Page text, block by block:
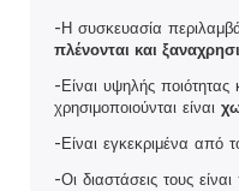
-Η συσκευασία
πλένονται και
-Είναι υψηλής
χρησιμοποιούνται είναι
-Είναι εγκεκριμένα από
-Οι διαστάσεις τους